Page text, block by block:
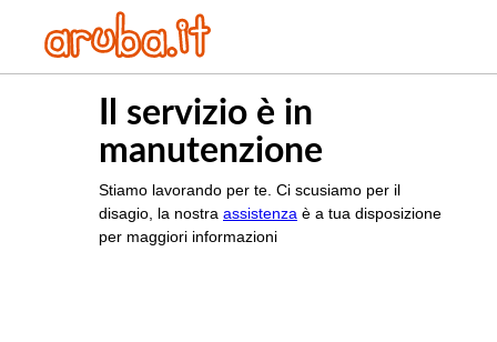
Il servizio è in
manutenzione
Stiamo lavorando per te. Ci scusiamo per il
disagio, la nostra assistenza è a tua disposizione
per maggiori informazioni